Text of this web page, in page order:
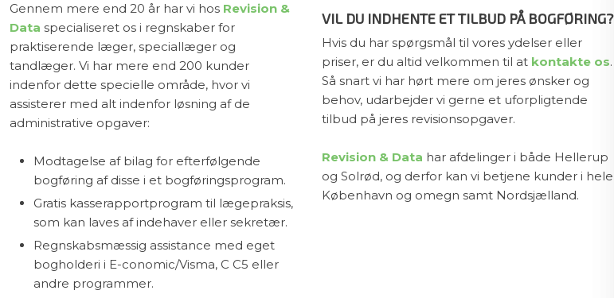
Gennem mere end 20 år har vi hos Revision &
Data specialiseret os i regnskaber for
praktiserende læger, speciallæger og
tandlæger. Vi har mere end 200 kunder
indenfor dette specielle område, hvor vi
assisterer med alt indenfor løsning af de
administrative opgaver:​
Modtagelse af bilag for efterfølgende
bogføring af disse i et bogføringsprogram.
Gratis kasserapportprogram til lægepraksis,
som kan laves af indehaver eller sekretær.
Regnskabsmæssig assistance med eget
bogholderi i E-conomic/Visma, C C5 eller
andre programmer.
VIL DU INDHENTE ET TILBUD PÅ BOGFØRING?
​Hvis du har spørgsmål til vores ydelser eller
priser, er du altid velkommen til at kontakte os.
Så snart vi har hørt mere om jeres ønsker og
behov, udarbejder vi gerne et uforpligtende
tilbud på jeres revisionsopgaver.
Revision & Data har afdelinger i både Hellerup
og Solrød, og derfor kan vi betjene kunder i hele
København og omegn samt Nordsjælland.